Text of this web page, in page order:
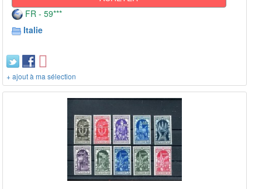
FR - 59***
Italie
+ ajout à ma sélection